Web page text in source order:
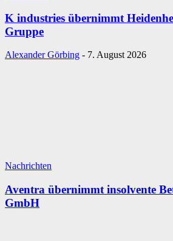
K industries übernimmt
Gruppe
Alexander Görbing - 7. August 2026
Nachrichten
Aventra übernimmt insolvente
GmbH